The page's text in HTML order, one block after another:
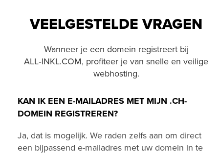
VEELGESTELDE VRAGEN
Wanneer je een domein registreert bij
ALL‑INKL.COM, profiteer je van snelle en veilige
webhosting.
KAN IK EEN E-MAILADRES MET MIJN .CH-
DOMEIN REGISTREREN?
Ja, dat is mogelijk. We raden zelfs aan om direct
een bijpassend e-mailadres met uw domein in te